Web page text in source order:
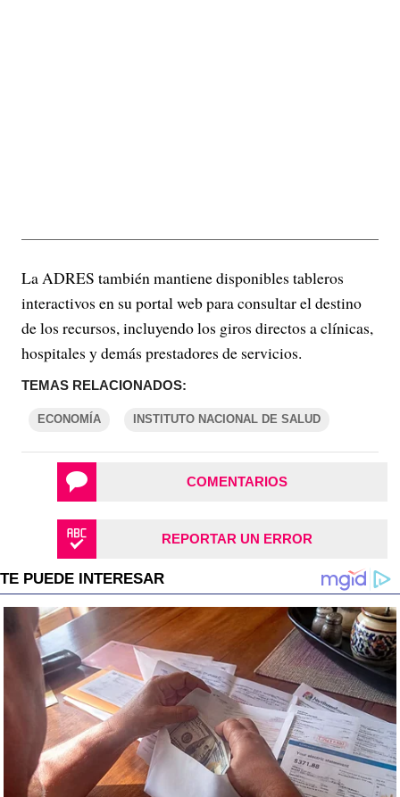
La ADRES también mantiene disponibles tableros
interactivos en su portal web para consultar el destino
de los recursos, incluyendo los giros directos a clínicas,
hospitales y demás prestadores de servicios.
TEMAS RELACIONADOS:
ECONOMÍA INSTITUTO NACIONAL DE SALUD
COMENTARIOS
REPORTAR UN ERROR